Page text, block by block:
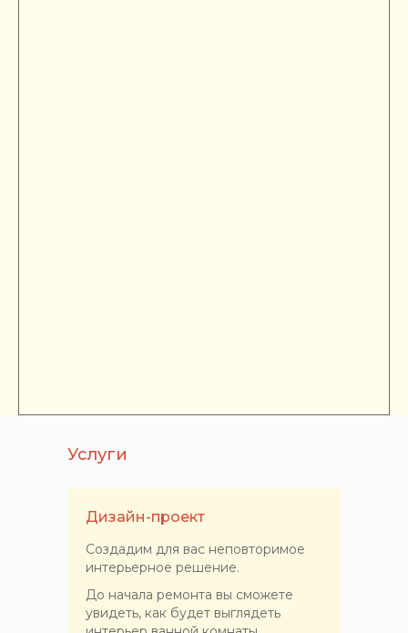
Услуги
Дизайн-проект
Создадим для вас неповторимое
интерьерное решение.
До начала ремонта вы сможете
увидеть, как будет выглядеть